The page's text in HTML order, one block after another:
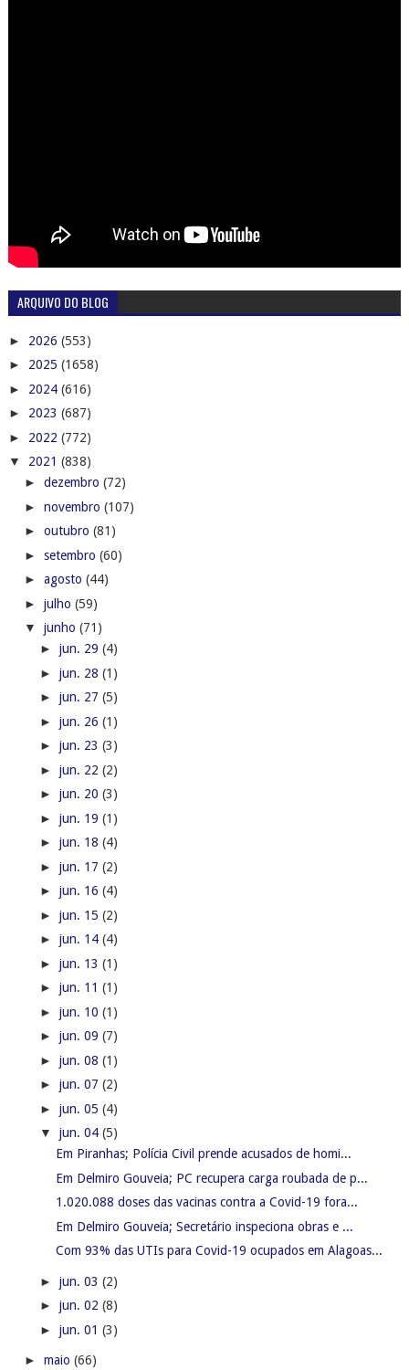
ARQUIVO DO BLOG
► 2026 (553)
► 2025 (1658)
► 2024 (616)
► 2023 (687)
► 2022 (772)
▼ 2021 (838)
► dezembro (72)
► novembro (107)
► outubro (81)
► setembro (60)
► agosto (44)
► julho (59)
▼ junho (71)
► jun. 29 (4)
► jun. 28 (1)
► jun. 27 (5)
► jun. 26 (1)
► jun. 23 (3)
► jun. 22 (2)
► jun. 20 (3)
► jun. 19 (1)
► jun. 18 (4)
► jun. 17 (2)
► jun. 16 (4)
► jun. 15 (2)
► jun. 14 (4)
► jun. 13 (1)
► jun. 11 (1)
► jun. 10 (1)
► jun. 09 (7)
► jun. 08 (1)
► jun. 07 (2)
► jun. 05 (4)
▼ jun. 04 (5)
Em Piranhas; Polícia Civil prende acusados de homi...
Em Delmiro Gouveia; PC recupera carga roubada de p...
1.020.088 doses das vacinas contra a Covid-19 fora...
Em Delmiro Gouveia; Secretário inspeciona obras e ...
Com 93% das UTIs para Covid-19 ocupados em Alagoas...
► jun. 03 (2)
► jun. 02 (8)
► jun. 01 (3)
► maio (66)